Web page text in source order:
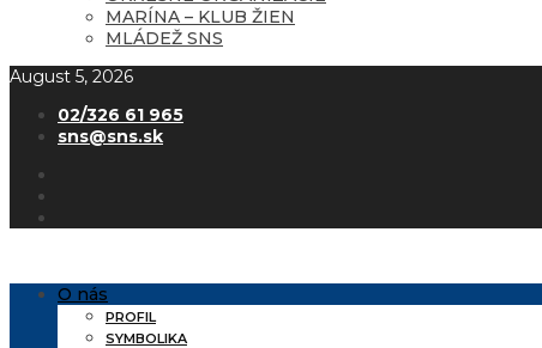
MARÍNA – KLUB ŽIEN
MLÁDEŽ SNS
August 5, 2026
02/326 61 965
sns@sns.sk
O nás
PROFIL
SYMBOLIKA